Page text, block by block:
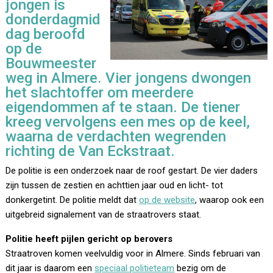
jongen is
donderdagmid
dag beroofd
op de
Bouwmeester
weg in Almere. Vier jongens dwongen
het slachtoffer om meerdere
eigendommen af te staan. De tiener
kreeg vervolgens een mes op de keel,
waarna de verdachten wegrenden
richting de Van Eckstraat.
De politie is een onderzoek naar de roof gestart. De vier daders
zijn tussen de zestien en achttien jaar oud en licht- tot
donkergetint. De politie meldt datop de website, waarop ook een
uitgebreid signalement van de straatrovers staat.
Politie heeft pijlen gericht op berovers
Straatroven komen veelvuldig voor in Almere. Sinds februari van
dit jaar is daarom een speciaal politieteam bezig om de